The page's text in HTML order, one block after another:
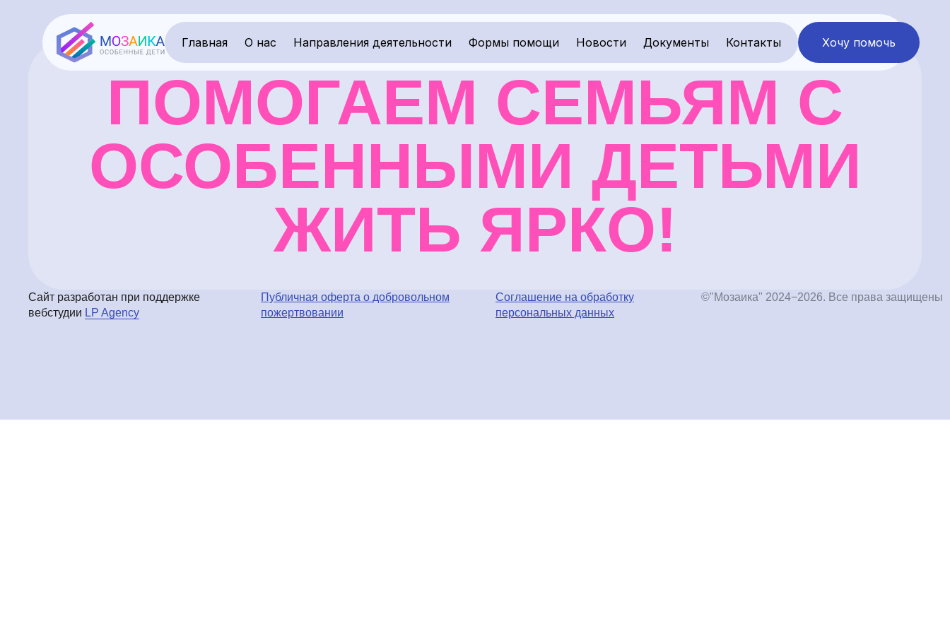
Главная О нас Направления деятельности Формы помощи Новости Документы Контакты Хочу помочь
ПОМОГАЕМ СЕМЬЯМ С
ОСОБЕННЫМИ ДЕТЬМИ
ЖИТЬ ЯРКО!
Сайт разработан при поддержке
вебстудии LP Agency
Публичная оферта о добровольном
пожертвовании
Соглашение на обработку
персональных данных
©"Мозаика" 2024−2026. Все права защищены